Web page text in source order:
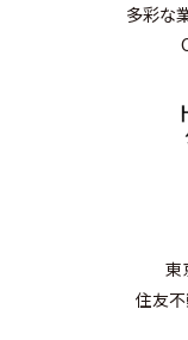
多彩な
東
住友